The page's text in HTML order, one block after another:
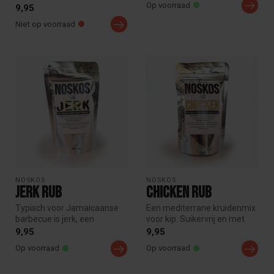
een mooi stuk vlees
9,95
Niet op voorraad
Op voorraad
NOSKOS
Jerk Rub
Typisch voor Jamaicaanse
barbecue is jerk, een
kruidenmix met habañero
9,95
Op voorraad
NOSKOS
Chicken Rub
Een mediterrane kruidenmix
voor kip. Suikervrij en met
een laag zoutgehalte. Gem...
9,95
Op voorraad